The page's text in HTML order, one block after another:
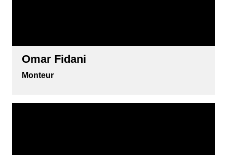
Omar Fidani
Monteur